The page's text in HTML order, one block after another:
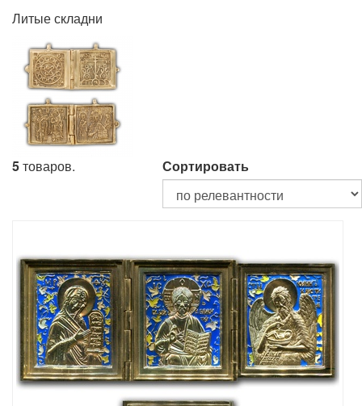
Литые складни
5товаров. Сортировать